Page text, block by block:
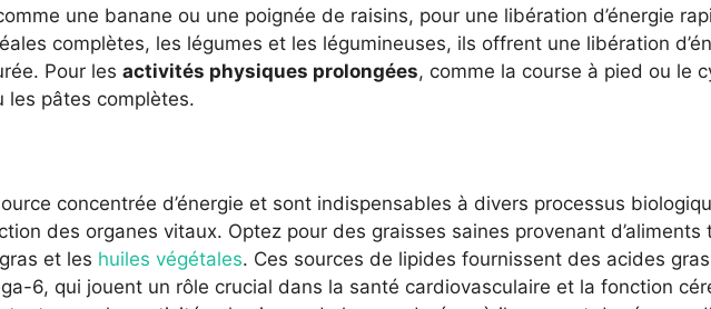
une banane ou une poignée de raisins, pour une libération d’énergie
complètes, les légumes et les légumineuses, ils offrent une libération
Pour les activités physiques prolongées, comme la course à pied ou le
les pâtes complètes.
concentrée d’énergie et sont indispensables à divers processus
des organes vitaux. Optez pour des graisses saines provenant
et les huiles végétales. Ces sources de lipides fournissent des acides
6, qui jouent un rôle crucial dans la santé cardiovasculaire et la fonction